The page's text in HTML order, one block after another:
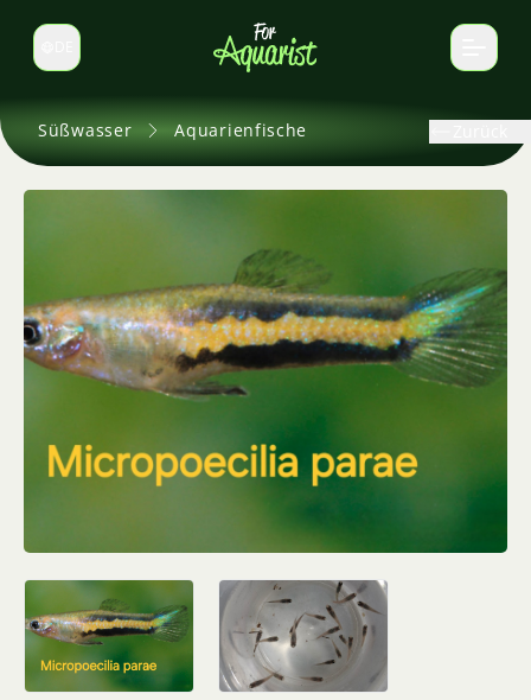
Sprache wechseln
Süßwasser Aquarienfische